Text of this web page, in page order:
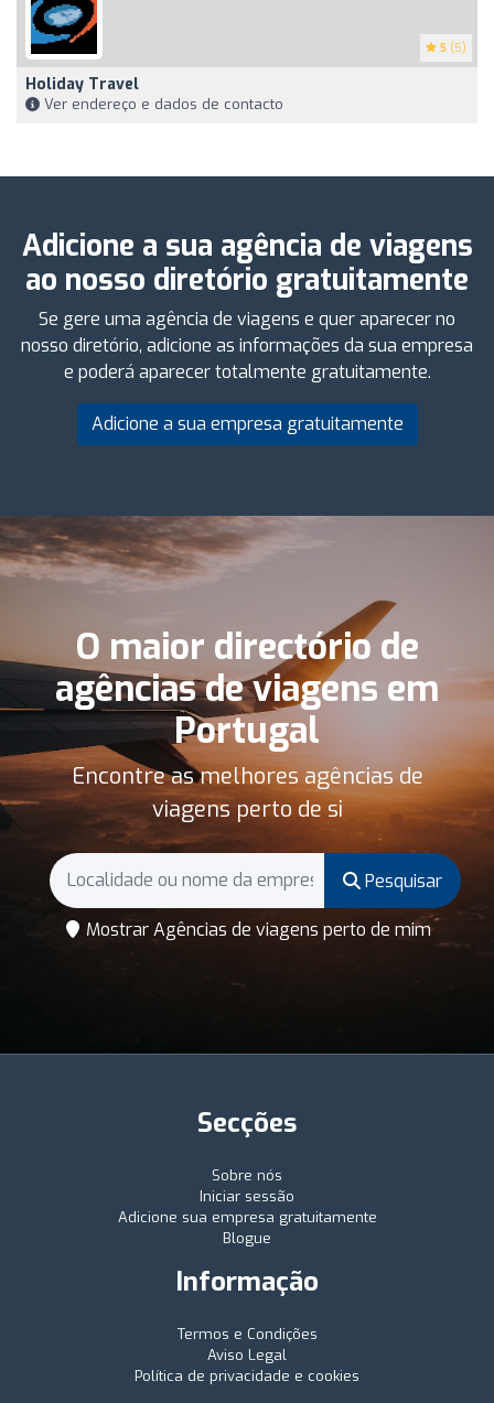
5 (5)
Holiday Travel
Ver endereço e dados de contacto
Adicione a sua agência de viagens
ao nosso diretório gratuitamente
Se gere uma agência de viagens e quer aparecer no
nosso diretório, adicione as informações da sua empresa
e poderá aparecer totalmente gratuitamente.
Adicione a sua empresa gratuitamente
O maior directório de
agências de viagens em
Portugal
Encontre as melhores agências de
viagens perto de si
Pesquisar
Mostrar Agências de viagens perto de mim
Secções
Sobre nós
Iniciar sessão
Adicione sua empresa gratuitamente
Blogue
Informação
Termos e Condições
Aviso Legal
Política de privacidade e cookies